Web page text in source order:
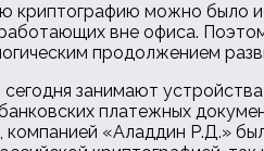
можно было
вне офиса.
продолжением
занимают
платежных
«Аладдин Р.Д.»